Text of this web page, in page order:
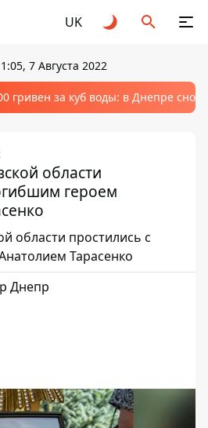
UK
7 Августа 2022
гривен за куб воды: в Днепре
области
героем
области простились с
Тарасенко
Днепр